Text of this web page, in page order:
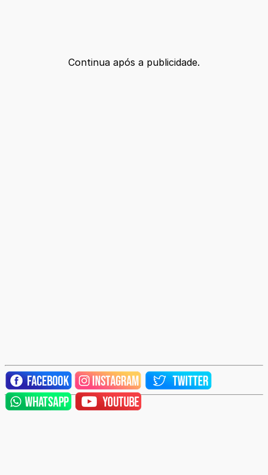
Continua após a publicidade.